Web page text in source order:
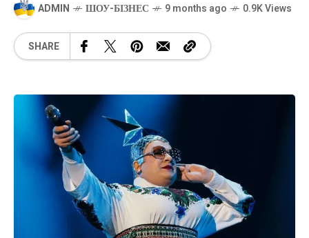
ADMIN ШОУ-БІЗНЕС 9 months ago 0.9K Views
SHARE